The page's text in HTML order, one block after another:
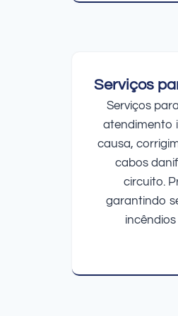
Serviços
Serviços
atendimento
causa,
cabos
circuito.
garantindo